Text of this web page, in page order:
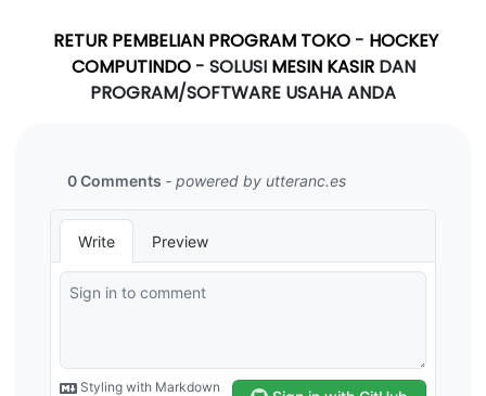
RETUR PEMBELIAN PROGRAM TOKO- HOCKEY
COMPUTINDO- SOLUSI MESIN KASIRDAN
PROGRAM/SOFTWARE USAHA ANDA